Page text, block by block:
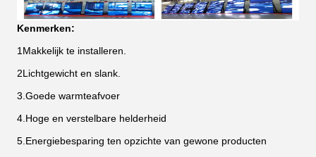
Kenmerken:
1Makkelijk te installeren.
2Lichtgewicht en slank.
3.Goede warmteafvoer
4.Hoge en verstelbare helderheid
5.Energiebesparing ten opzichte van gewone producten